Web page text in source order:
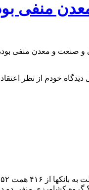
دیدگاه خودم از نظر